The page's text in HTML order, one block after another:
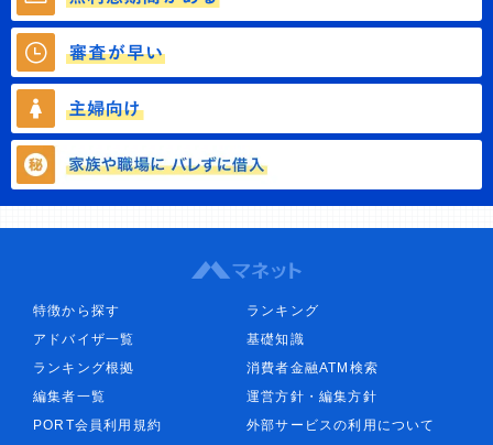
特徴から探す
ランキング
アドバイザ一覧
基礎知識
ランキング根拠
消費者金融ATM検索
編集者一覧
運営方針・編集方針
PORT会員利用規約
外部サービスの利用について